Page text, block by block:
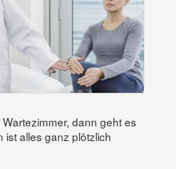
dann geht es
ist alles ganz plötzlich